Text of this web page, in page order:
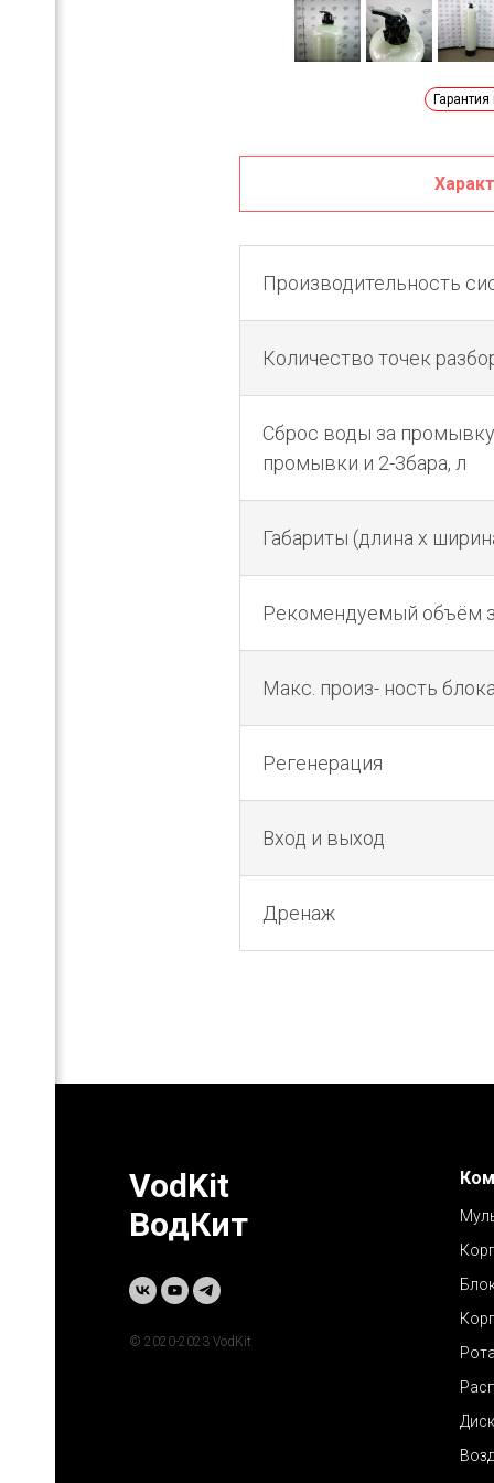
Производительность
Количество точек
Сброс воды за
промывки и 2-3бара, л
Габариты (длина х
Рекомендуемый объём
Макс. произ- ность
Регенерация
Вход и выход
Дренаж
VodKit
ВодКит
© 2020-2023 VodKit